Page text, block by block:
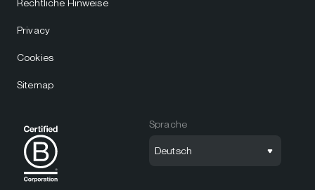
Rechtliche Hinweise
Privacy
Cookies
Sitemap
Sprache
Deutsch